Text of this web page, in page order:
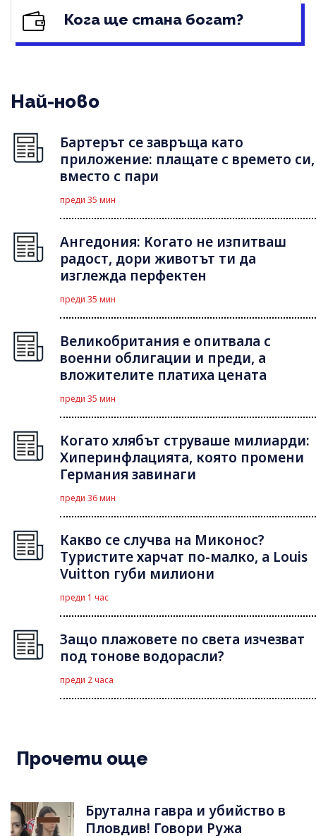
Кога ще стана богат?
Най-ново
Бартерът се завръща като
приложение: плащате с времето си,
вместо с пари
преди 35 мин
Ангедония: Когато не изпитваш
радост, дори животът ти да
изглежда перфектен
преди 35 мин
Великобритания е опитвала с
военни облигации и преди, а
вложителите платиха цената
преди 35 мин
Когато хлябът струваше милиарди:
Хиперинфлацията, която промени
Германия завинаги
преди 36 мин
Какво се случва на Миконос?
Туристите харчат по-малко, а Louis
Vuitton губи милиони
преди 1 час
Защо плажовете по света изчезват
под тонове водорасли?
преди 2 часа
Прочети още
Брутална гавра и убийство в
Пловдив! Говори Ружа